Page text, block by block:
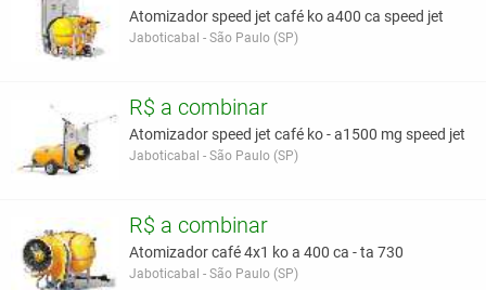
Atomizador speed jet café ko a400 ca speed jet
Jaboticabal - São Paulo (SP)
R$ a combinar
Atomizador speed jet café ko - a1500 mg speed jet
Jaboticabal - São Paulo (SP)
R$ a combinar
Atomizador café 4x1 ko a 400 ca - ta 730
Jaboticabal - São Paulo (SP)